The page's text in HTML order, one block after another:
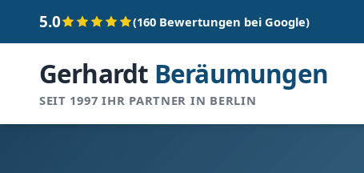
5.0 (160 Bewertungen bei Google)
Gerhardt Beräumungen
SEIT 1997 IHR PARTNER IN BERLIN